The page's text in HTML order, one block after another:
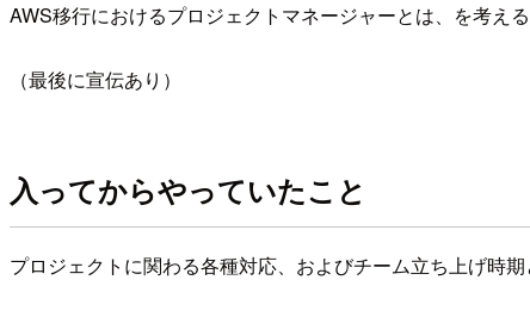
AWS移行におけるプロジェクトマネージャーとは、を考え
（最後に宣伝あり）
入ってからやっていたこと
プロジェクトに関わる各種対応、およびチーム立ち上げ時